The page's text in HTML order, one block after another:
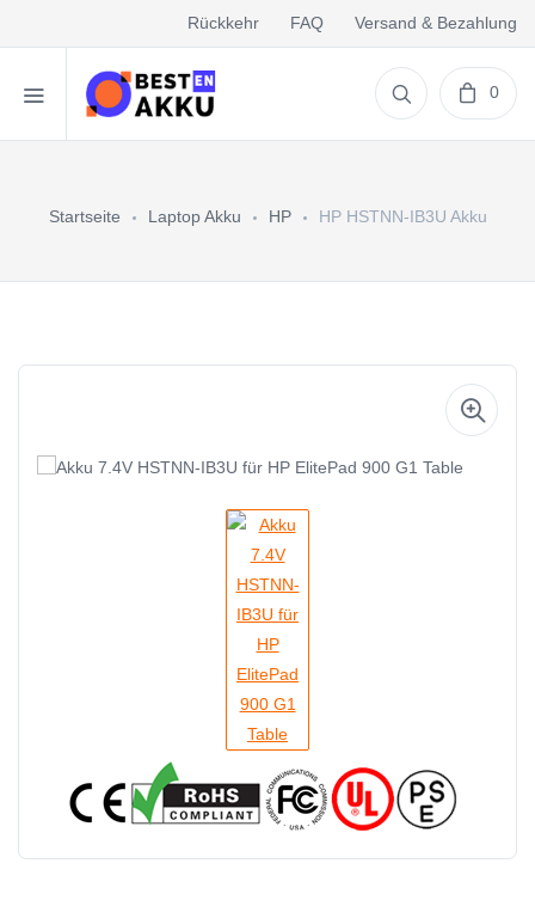
Rückkehr FAQ Versand & Bezahlung
0
Startseite Laptop Akku HP HP HSTNN-IB3U Akku